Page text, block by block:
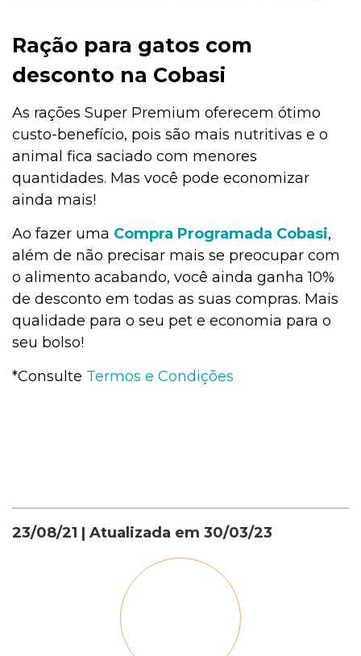
Ração para gatos com
desconto na Cobasi
As rações Super Premium oferecem ótimo
custo-benefício, pois são mais nutritivas e o
animal fica saciado com menores
quantidades. Mas você pode economizar
ainda mais!
Ao fazer uma Compra Programada Cobasi,
além de não precisar mais se preocupar com
o alimento acabando, você ainda ganha 10%
de desconto em todas as suas compras. Mais
qualidade para o seu pet e economia para o
seu bolso!
*Consulte Termos e Condições
23/08/21 | Atualizada em 30/03/23